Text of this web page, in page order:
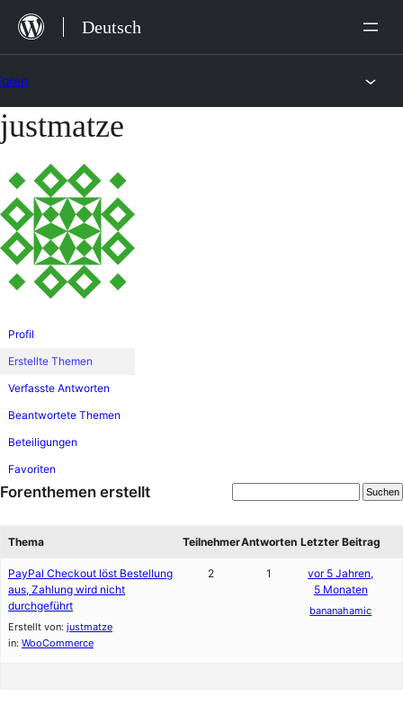
Zum
Inhalt
Deutsch
Zum
Inhalt
springen
justmatze
Profil
Erstellte Themen
Verfasste Antworten
Beantwortete Themen
Beteiligungen
Favoriten
Forenthemen erstellt
Thema TeilnehmerAntworten Letzter Beitrag
PayPal Checkout löst Bestellung
aus, Zahlung wird nicht
durchgeführt
Erstellt von: justmatze
in: WooCommerce
2 1
vor 5 Jahren,
5 Monaten
bananahamic